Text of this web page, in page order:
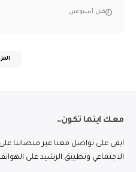
قبل أسبوعين
معك اينما تكون..
ابقى على تواصل معنا عبر منصاتنا
الاجتماعي وتطبيق الرشيد على